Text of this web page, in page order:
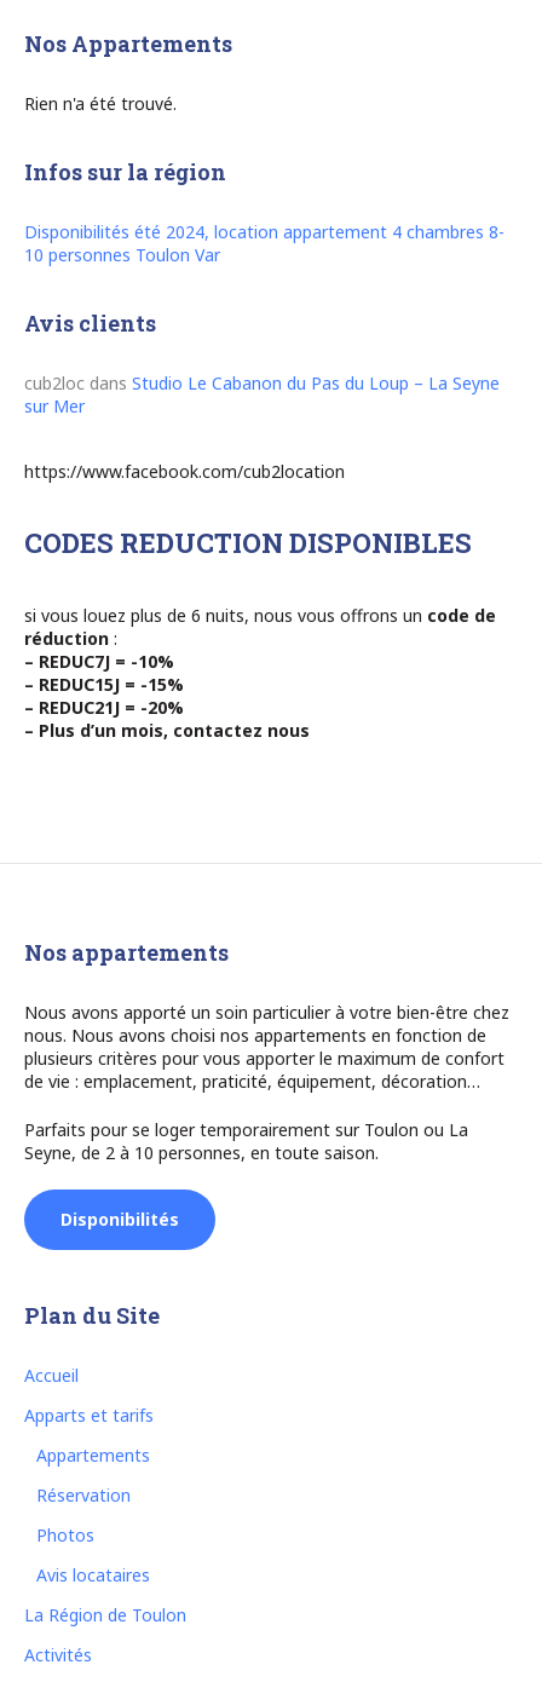
Nos Appartements
Rien n'a été trouvé.
Infos sur la région
Disponibilités été 2024, location appartement 4 chambres 8-
10 personnes Toulon Var
Avis clients
cub2loc dans Studio Le Cabanon du Pas du Loup – La Seyne
sur Mer
https://www.facebook.com/cub2location
CODES REDUCTION DISPONIBLES
si vous louez plus de 6 nuits, nous vous offrons un code de
réduction :
– REDUC7J = -10%
– REDUC15J = -15%
– REDUC21J = -20%
– Plus d’un mois, contactez nous
Nos appartements
Nous avons apporté un soin particulier à votre bien-être chez
nous. Nous avons choisi nos appartements en fonction de
plusieurs critères pour vous apporter le maximum de confort
de vie : emplacement, praticité, équipement, décoration…
Parfaits pour se loger temporairement sur Toulon ou La
Seyne, de 2 à 10 personnes, en toute saison.
Disponibilités
Plan du Site
Accueil
Apparts et tarifs
Appartements
Réservation
Photos
Avis locataires
La Région de Toulon
Activités